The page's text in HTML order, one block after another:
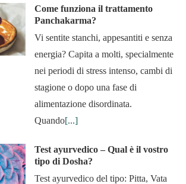
Come funziona il trattamento
Panchakarma?
Vi sentite stanchi, appesantiti e senza
energia? Capita a molti, specialmente
nei periodi di stress intenso, cambi di
stagione o dopo una fase di
alimentazione disordinata.
Quando[...]
Test ayurvedico – Qual è il vostro
tipo di Dosha?
Test ayurvedico del tipo: Pitta, Vata